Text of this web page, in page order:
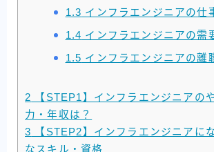
1.3 インフラエンジニアの仕
1.4 インフラエンジニアの需
1.5 インフラエンジニアの離
2 【STEP1】インフラエンジニアの
力・年収は？
3 【STEP2】インフラエンジニアに
なスキル・資格